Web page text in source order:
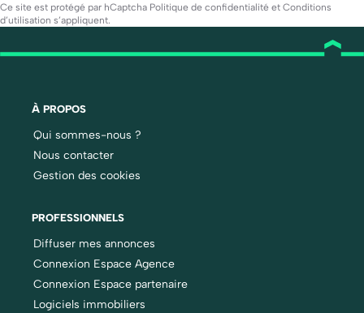
Ce site est protégé par hCaptcha Politique de confidentialité et Conditions
d’utilisation s’appliquent.
À PROPOS
Qui sommes-nous ?
Nous contacter
Gestion des cookies
PROFESSIONNELS
Diffuser mes annonces
Connexion Espace Agence
Connexion Espace partenaire
Logiciels immobiliers